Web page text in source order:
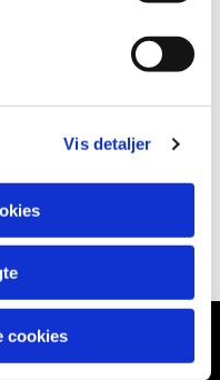
Vis detaljer
cookies